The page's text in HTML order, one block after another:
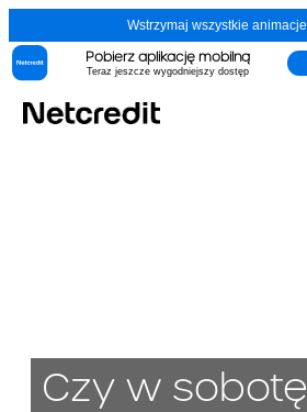
Wstrzymaj wszystkie
Pobierz aplikację mobilną
Teraz jeszcze wygodniejszy dostęp
Czy w sobotę